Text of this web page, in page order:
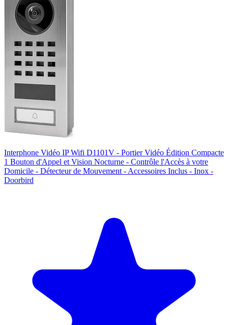
Interphone Vidéo IP Wifi D1101V - Portier Vidéo Édition Compacte
1 Bouton d'Appel et Vision Nocturne - Contrôle l'Accès à votre
Domicile - Détecteur de Mouvement - Accessoires Inclus - Inox -
Doorbird